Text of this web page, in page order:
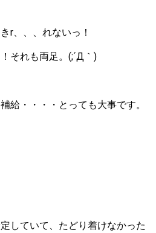
r、、、れないっ！
それも両足。(;´Д｀)
給・・・・とっても大事です。
していて、たどり着けなかった